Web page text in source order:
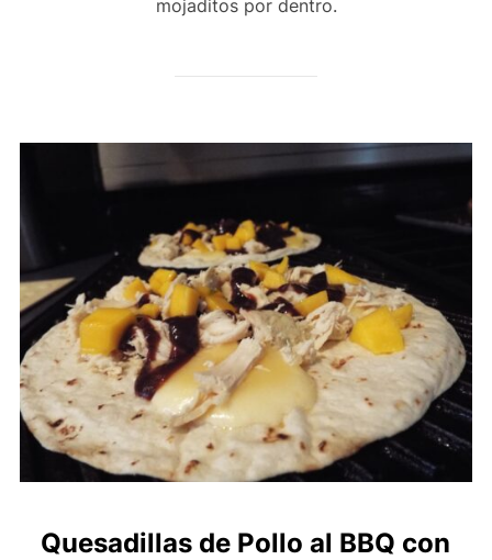
mojaditos por dentro.
Quesadillas de Pollo al BBQ con